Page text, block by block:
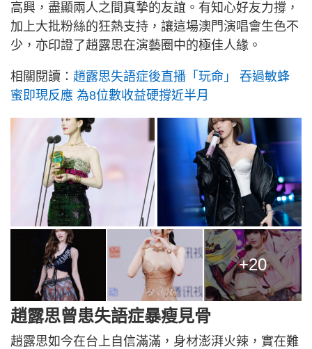
高興，盡顯兩人之間真摯的友誼。有知心好友力撐，
加上大批粉絲的狂熱支持，讓這場澳門演唱會生色不
少，亦印證了趙露思在演藝圈中的極佳人緣。
相關閱讀： 趙露思失語症後直播「玩命」 吞過敏蜂
蜜即現反應 為8位數收益硬撐近半月
+20
趙露思曾患失語症暴瘦見骨
趙露思如今在台上自信滿滿，身材澎湃火辣，實在難